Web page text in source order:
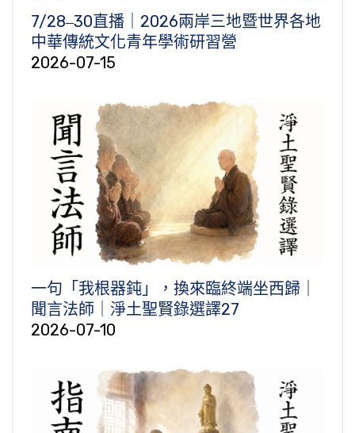
7/28‒30直播｜2026兩岸三地暨世界各地
中華傳統文化青年學術研習營
2026-07-15
一句「我根器鈍」，換來臨終端坐西歸｜
聞言法師｜淨土聖賢錄選譯27
2026-07-10